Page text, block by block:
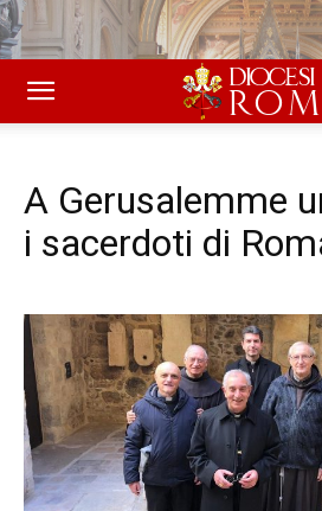
A Gerusalemme
i sacerdoti di